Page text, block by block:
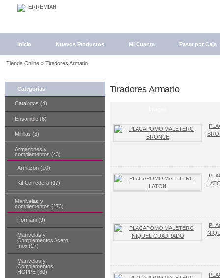
Inicio Nuevos Productos Mi Cuenta Pasar por Caja
Tienda Online» Tiradores Armario
Categorías
Catalogos (4)
Ensamble (8)
Mirillas (3)
Armazones y
complementos (43)
Armazon (10)
Kit Corredera (17)
Manivelas y
complementos (273)
Formani (9)
Manivelas y
Complementos Acero
Inox (27)
Manivelas y
Complementos
HOPPE (80)
Tiradores Armario